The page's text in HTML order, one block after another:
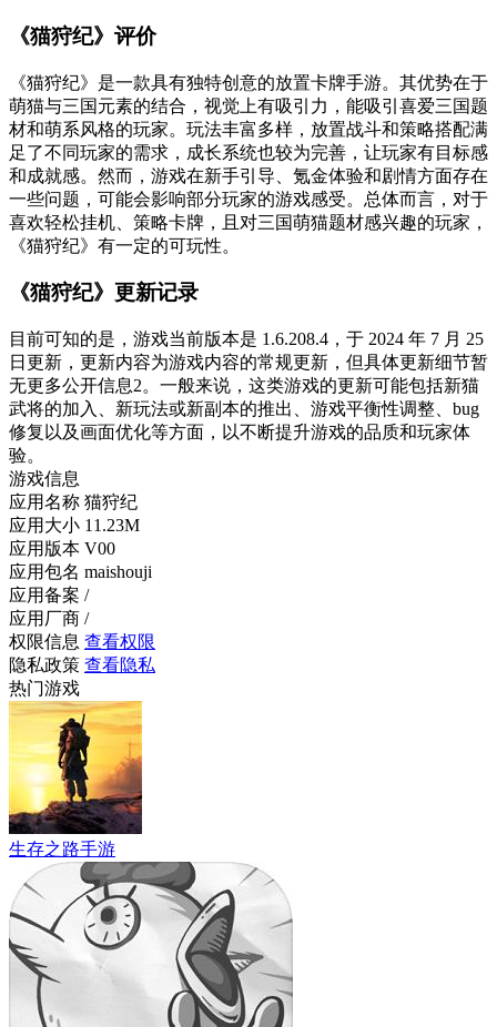
《猫狩纪》评价
《猫狩纪》是一款具有独特创意的放置卡牌手游。其优势在于
萌猫与三国元素的结合，视觉上有吸引力，能吸引喜爱三国题
材和萌系风格的玩家。玩法丰富多样，放置战斗和策略搭配满
足了不同玩家的需求，成长系统也较为完善，让玩家有目标感
和成就感。然而，游戏在新手引导、氪金体验和剧情方面存在
一些问题，可能会影响部分玩家的游戏感受。总体而言，对于
喜欢轻松挂机、策略卡牌，且对三国萌猫题材感兴趣的玩家，
《猫狩纪》有一定的可玩性。
《猫狩纪》更新记录
目前可知的是，游戏当前版本是 1.6.208.4，于 2024 年 7 月 25
日更新，更新内容为游戏内容的常规更新，但具体更新细节暂
无更多公开信息2。一般来说，这类游戏的更新可能包括新猫
武将的加入、新玩法或新副本的推出、游戏平衡性调整、bug
修复以及画面优化等方面，以不断提升游戏的品质和玩家体
验。
游戏信息
应用名称 猫狩纪
应用大小 11.23M
应用版本 V00
应用包名 maishouji
应用备案 /
应用厂商 /
权限信息 查看权限
隐私政策 查看隐私
热门游戏
生存之路手游